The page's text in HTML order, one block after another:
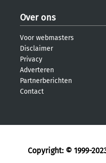
Over ons
Voor webmasters
Disclaimer
Privacy
Adverteren
Partnerberichten
Contact
Copyright: © 1999-